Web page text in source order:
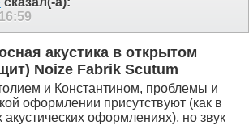
16:59
акустика в открытом
Noize Fabrik Scutum
и Константином, проблемы и
оформлении присутствуют (как в
акустических оформлениях), но звук